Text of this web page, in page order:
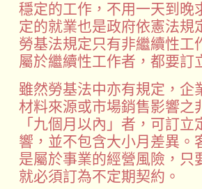
穩定的工作，不用一天到晚
定的就業也是政府依憲法規
勞基法規定只有非繼續性工
屬於繼續性工作者，都要訂
雖然勞基法中亦有規定，企
材料來源或市場銷售影響之
「九個月以內」者，可訂
響，並不包含大小月差異。
是屬於事業的經營風險，只
就必須訂為不定期契約。